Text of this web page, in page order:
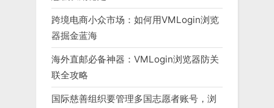
跨境电商小众市场：如何用VMLogin浏览
器掘金蓝海
海外直邮必备神器：VMLogin浏览器防关
联全攻略
国际慈善组织要管理多国志愿者账号，浏